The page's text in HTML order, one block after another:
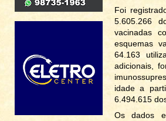
Foi
5.605.266
vacinadas
esquemas
64.163
adicionais,
idade a
6.494.615
Os dados